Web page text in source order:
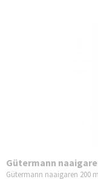
Gütermann
Gütermann naaigaren 200